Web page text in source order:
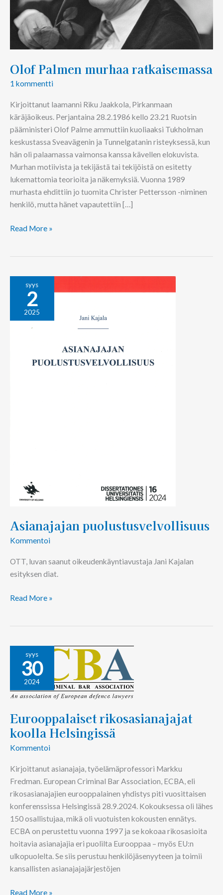
Olof Palmen murhaa ratkaisemassa
1 kommentti
Kirjoittanut laamanni Riku Jaakkola, Pirkanmaan
käräjäoikeus. Perjantaina 28.2.1986 kello 23.21 Ruotsin
pääministeri Olof Palme ammuttiin kuoliaaksi Tukholman
keskustassa Sveavägenin ja Tunnelgatanin risteyksessä, kun
hän oli palaamassa vaimonsa kanssa kävellen elokuvista.
Murhan motiivista ja tekijästä tai tekijöistä on esitetty
lukemattomia teorioita ja näkemyksiä. Vuonna 1989
murhasta ehdittiin jo tuomita Christer Pettersson -niminen
henkilö, mutta hänet vapautettiin […]
Read More »
syys
2
2025
Asianajajan puolustusvelvollisuus
Kommentoi
OTT, luvan saanut oikeudenkäyntiavustaja Jani Kajalan
esityksen diat.
Asianajajan
puolustusvelvollisuus
Read More »
syys
30
2024
Eurooppalaiset rikosasianajajat
koolla Helsingissä
Kommentoi
Kirjoittanut asianajaja, työelämäprofessori Markku
Fredman. European Criminal Bar Association, ECBA, eli
rikosasianajajien eurooppalainen yhdistys piti vuosittaisen
konferenssissa Helsingissä 28.9.2024. Kokouksessa oli lähes
150 osallistujaa, mikä oli vuotuisten kokousten ennätys.
ECBA on perustettu vuonna 1997 ja se kokoaa rikosasioita
hoitavia asianajajia eri puolilta Eurooppaa – myös EU:n
ulkopuolelta. Se siis perustuu henkilöjäsenyyteen ja toimii
kansallisten asianajajajärjestöjen
Eurooppalaiset
rikosasianajajat
koolla
Helsingissä
Read More »